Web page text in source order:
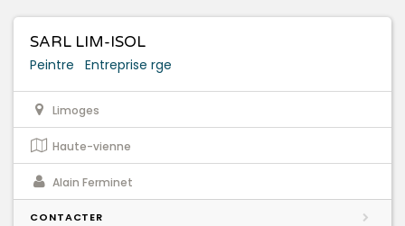
SARL LIM-ISOL
Peintre Entreprise rge
Limoges
Haute-vienne
Alain Ferminet
CONTACTER